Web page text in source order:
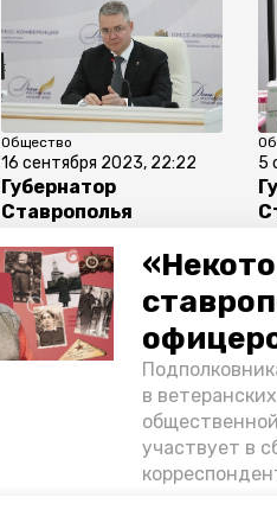
в
участвует в
ветеран
Общество
16 сентября 2023, 22:22
Губернатор
Ставрополья
исполнение
поручений, данных
после прямых линий
5
минэк ск